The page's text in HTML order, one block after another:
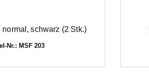
normal, schwarz (2 Stk.)
Nr.: MSF 203